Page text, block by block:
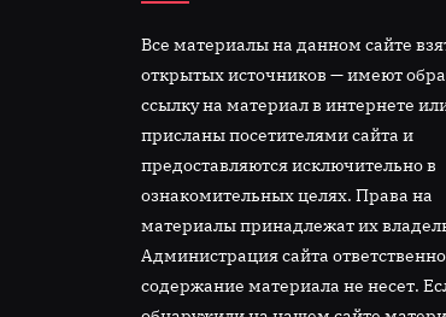
Все материалы на данном сайте
открытых источников — имеют
ссылку на материал в интернете
присланы посетителями сайта и
предоставляются исключительно в
ознакомительных целях. Права на
материалы принадлежат их
Администрация сайта
содержание материала не несет.